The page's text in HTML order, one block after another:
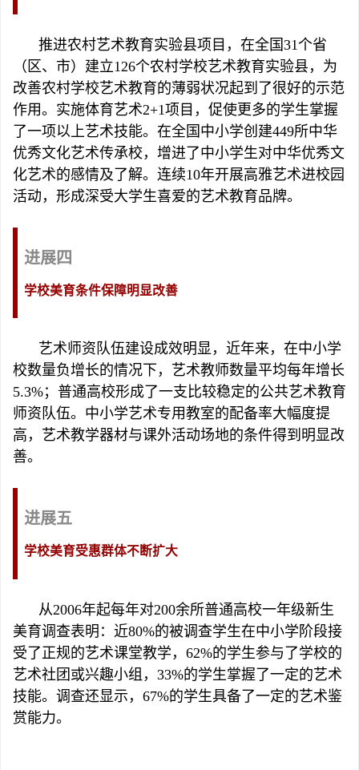
推进农村艺术教育实验县项目，在全国31个省
（区、市）建立126个农村学校艺术教育实验县，为
改善农村学校艺术教育的薄弱状况起到了很好的示范
作用。实施体育艺术2+1项目，促使更多的学生掌握
了一项以上艺术技能。在全国中小学创建449所中华
优秀文化艺术传承校，增进了中小学生对中华优秀文
化艺术的感情及了解。连续10年开展高雅艺术进校园
活动，形成深受大学生喜爱的艺术教育品牌。
进展四
学校美育条件保障明显改善
艺术师资队伍建设成效明显，近年来，在中小学
校数量负增长的情况下，艺术教师数量平均每年增长
5.3%；普通高校形成了一支比较稳定的公共艺术教育
师资队伍。中小学艺术专用教室的配备率大幅度提
高，艺术教学器材与课外活动场地的条件得到明显改
善。
进展五
学校美育受惠群体不断扩大
从2006年起每年对200余所普通高校一年级新生
美育调查表明：近80%的被调查学生在中小学阶段接
受了正规的艺术课堂教学，62%的学生参与了学校的
艺术社团或兴趣小组，33%的学生掌握了一定的艺术
技能。调查还显示，67%的学生具备了一定的艺术鉴
赏能力。